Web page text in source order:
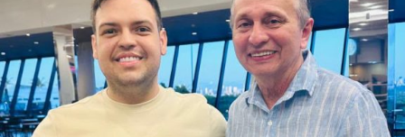
O PSOL afirma ser a favor da liberdade religiosa e
combate o racismo religioso. Segundo a sigla, entre seus
filiados, há pessoas que se candidataram em defesa da
causa, sendo esta uma iniciativa desenvolvida por esse
conjunto de candidatos.